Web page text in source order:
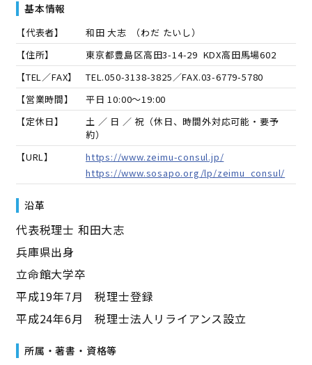
基本情報
【代表者】 和田 大志 （わだ たいし）
【住所】
東京都豊島区高田3-14-29 KDX高田馬場602
【TEL／FAX】
TEL.050-3138-3825 ／FAX.03-6779-5780
【営業時間】
平日 10:00～19:00
【定休日】
土 ／ 日 ／ 祝（休日、時間外対応可能・要予
約）
【URL】
https://www.zeimu-consul.jp/
https://www.sosapo.org/lp/zeimu_consul/
沿革
代表税理士 和田大志
兵庫県出身
立命館大学卒
平成19年7月 税理士登録
平成24年6月 税理士法人リライアンス設立
所属・著書・資格等